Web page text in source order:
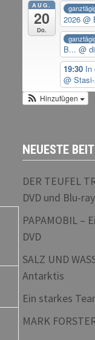
AUG.
20
Do.
2026@
B...@
19:30 In
@
Hinzufügen
NEUESTE
DER TEUFEL
DVD und Blu-ray
PAPAMOBIL –
DVD
SALZ UND
Antarktis
Ein starkes
MARK